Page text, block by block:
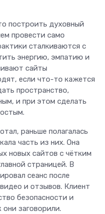
построить духовный
провести само
сталкиваются с
энергию, эмпатию и
сайты
если что-то кажется
пространство,
и при этом сделать
раньше полагалась
часть из них. Она
новых сайтов с чётким
страницей. В
сеанс после
и отзывов. Клиент
безопасности и
заговорили.